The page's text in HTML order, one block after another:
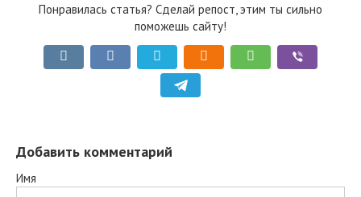
Понравилась статья? Сделай репост, этим ты сильно
поможешь сайту!
Добавить комментарий
Имя